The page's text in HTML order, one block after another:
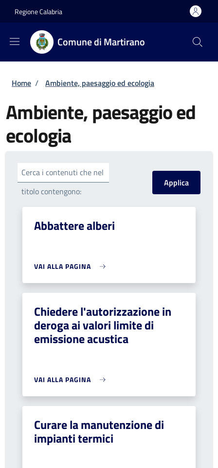
Regione Calabria
Comune di Martirano
Briciole di pane
Home / Ambiente, paesaggio ed ecologia
Ambiente, paesaggio ed
ecologia
Cerca i contenuti che nel
titolo contengono:
Abbattere alberi
VAI ALLA PAGINA
Chiedere l'autorizzazione in
deroga ai valori limite di
emissione acustica
VAI ALLA PAGINA
Curare la manutenzione di
impianti termici